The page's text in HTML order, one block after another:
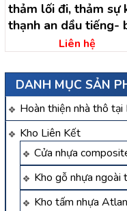
DANH MỤC SẢN
Hoàn thiện nhà thô tại
Kho Liên Kết
Cửa nhựa
Kho gỗ nhựa
Kho tấm nhựa
thảm lối đi, thảm sự
thạnh an dầu tiếng-
dương
Liên hệ